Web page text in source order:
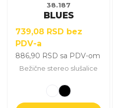
38.187
BLUES
739,08 RSD bez
PDV-a
886,90 RSD sa PDV-om
Bežične stereo slušalice
izabrane
na
stranici
proizvoda.